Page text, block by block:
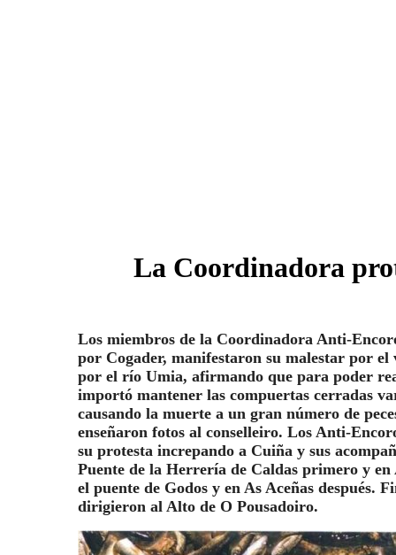
La Coordinadora
Los miembros de la Coordinadora Anti-
por Cogader, manifestaron su malestar por el
por el río Umia, afirmando que para poder
importó mantener las compuertas cerradas
causando la muerte a un gran número de
enseñaron fotos al conselleiro. Los Anti-
su protesta increpando a Cuiña y sus
Puente de la Herrería de Caldas primero y en
el puente de Godos y en As Aceñas después.
dirigieron al Alto de O Pousadoiro.